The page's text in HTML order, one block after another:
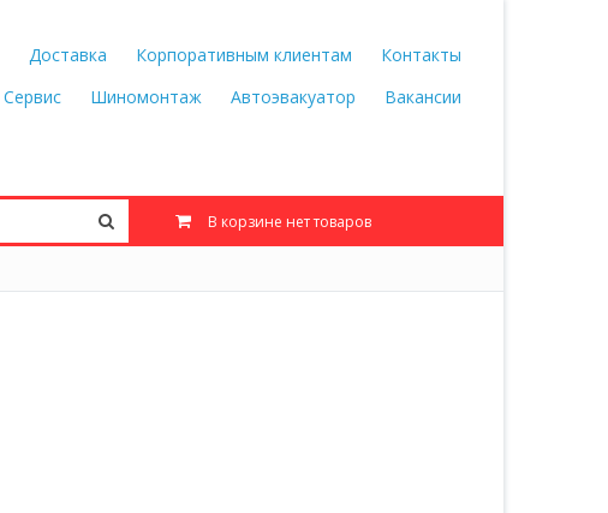
Доставка Корпоративным клиентам
Контакты
Сервис
Шиномонтаж Автоэвакуатор Вакансии
В корзине нет товаров